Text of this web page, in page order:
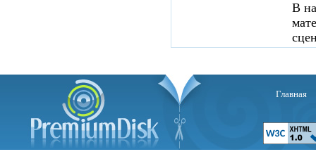
В
Главная